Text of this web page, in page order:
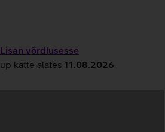
Lisan võrdlusesse
kätte alates 11.08.2026